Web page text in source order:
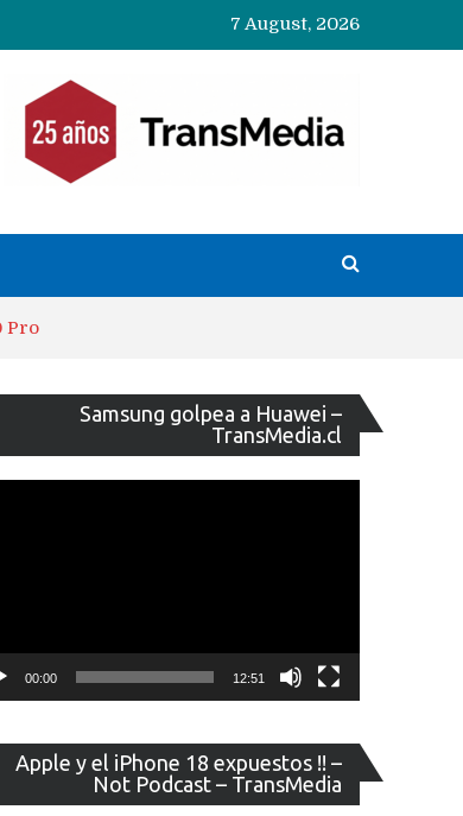
7 August, 2026
Pro
Samsung golpea a Huawei –
TransMedia.cl
de
vídeo
00:00 12:51
Apple y el iPhone 18 expuestos !! –
Not Podcast – TransMedia
de
vídeo